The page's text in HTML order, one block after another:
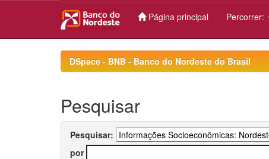
Página principal Percorrer:
DSpace - BNB - Banco do Nordeste do Brasil
Pesquisar
Pesquisar:
por